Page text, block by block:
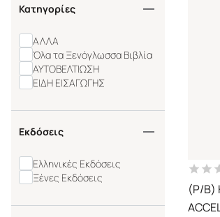
Κατηγορίες
ΑΛΛΑ
Όλα τα Ξενόγλωσσα Βιβλία
ΑΥΤΟΒΕΛΤΙΩΣΗ
ΕΙΔΗ ΕΙΣΑΓΩΓΗΣ
Εκδόσεις
Ελληνικές Εκδόσεις
Ξένες Εκδόσεις
(P/B)